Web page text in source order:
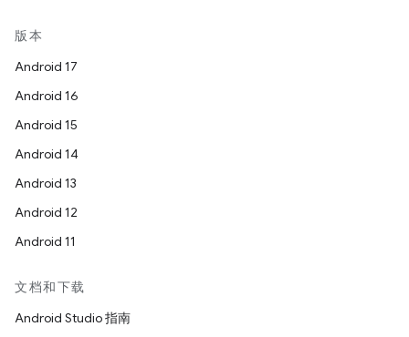
版本
Android 17
Android 16
Android 15
Android 14
Android 13
Android 12
Android 11
文档和下载
Android Studio 指南